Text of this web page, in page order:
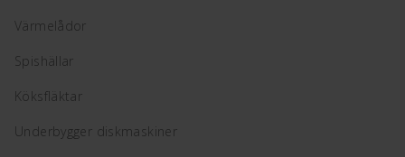
Värmelådor
Spishällar
Köksfläktar
Underbygger diskmaskiner